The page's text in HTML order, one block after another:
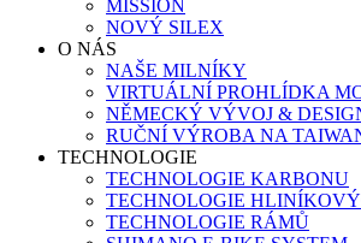
MISSION
NOVÝ SILEX
O NÁS
NAŠE MILNÍKY
VIRTUÁLNÍ PROHLÍDKA
NĚMECKÝ VÝVOJ &
RUČNÍ VÝROBA NA
TECHNOLOGIE
TECHNOLOGIE KARBONU
TECHNOLOGIE
TECHNOLOGIE RÁMŮ